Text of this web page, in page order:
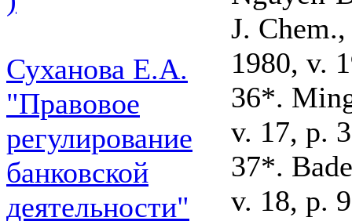
Суханова Е.А.
"Правовое
регулирование
банковской
деятельности"
J. Chem.,
1980, v.
36*.
v. 17, p.
37*.
v. 18, p.